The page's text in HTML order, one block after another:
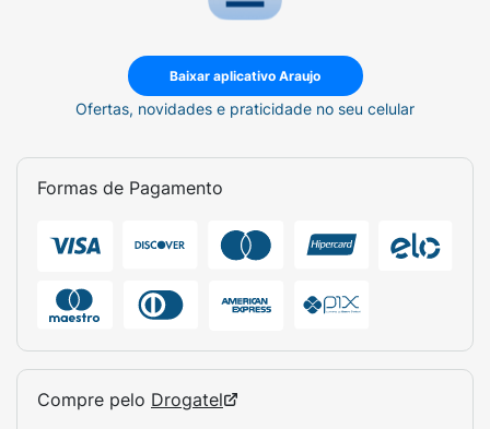
Baixar aplicativo Araujo
Ofertas, novidades e praticidade no seu celular
Formas de Pagamento
Compre pelo Drogatel